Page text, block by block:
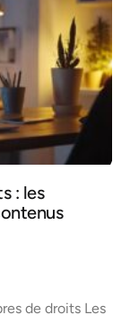
: les
de droits Les